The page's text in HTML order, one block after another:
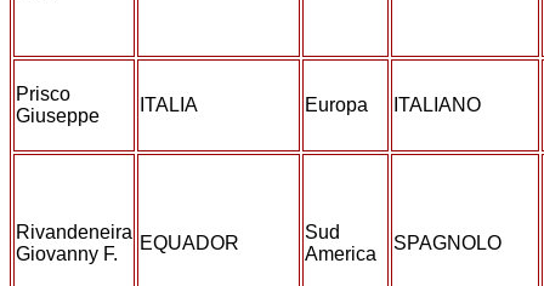
Prisco
Giuseppe
ITALIA Europa ITALIANO
Rivandeneira
Giovanny F.
EQUADOR
Sud
America
SPAGNOLO